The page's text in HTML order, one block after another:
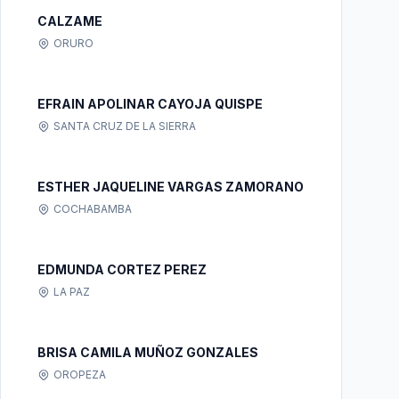
CALZAME
ORURO
EFRAIN APOLINAR CAYOJA QUISPE
SANTA CRUZ DE LA SIERRA
ESTHER JAQUELINE VARGAS ZAMORANO
COCHABAMBA
EDMUNDA CORTEZ PEREZ
LA PAZ
BRISA CAMILA MUÑOZ GONZALES
OROPEZA